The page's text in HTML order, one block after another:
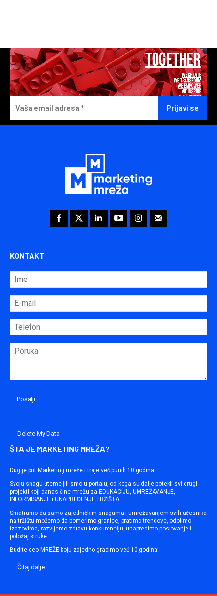
KONTAKT
Delete My Data
ŠTA JE MARKETING MREŽA?
Dug je put Marketing mreže i traje već punih 10 godina.
Svoju snagu utemeljili smo u portalu, od koga su dalje potekli svi drugi
projekti koji danas čine mrežu za EDUKACIJU, UMREŽAVANJE,
INFORMISANJE i UNAPREĐENJE TRŽIŠTA.
Smatramo da samo zajedničkim snagama i umrežavanjem svih učesnika
na tržištu možemo da pomerimo granice, pratimo trendove, odolimo
izazovima, razvijemo zdravu konkurenciju, unapredimo poslovanje i
položaj struke.
Budite deo MREŽE koju zajedno gradimo već 10 godina!
Čitaj dalje